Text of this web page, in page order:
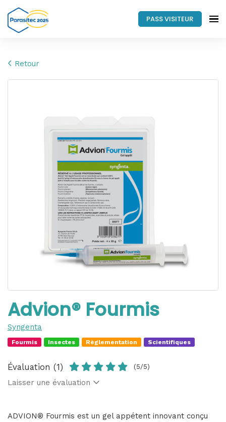
PASS VISITEUR
Retour
Advion® Fourmis
Syngenta
Fourmis Insectes Règlementation Scientifiques
Évaluation (1) (5/5)
Laisser une évaluation
ADVION® Fourmis est un gel appétent innovant conçu